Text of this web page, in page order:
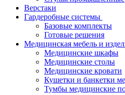
Верстаки
Гардеробные системы
Базовые комплекты
Готовые решения
Медицинская мебель и
Медицинские шкафы
Медицинские столы
Медицинские кровати
Кушетки и банкетки
Тумбы медицинские